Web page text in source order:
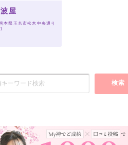
屋
本県玉名市松木中央通り
検索